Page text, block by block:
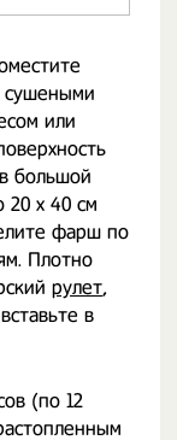
сушеными
или
в большой
20 х 40 см
фарш по
Плотно
рулет,
в
(по 12